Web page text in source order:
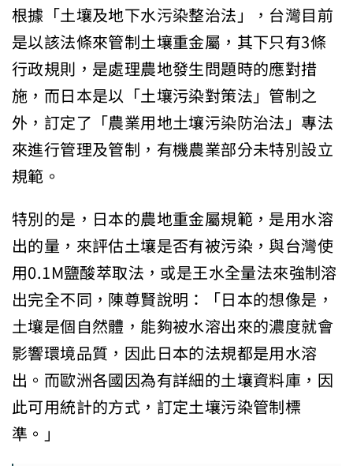
根據「土壤及地下水污染整治法」，台灣目前
是以該法條來管制土壤重金屬，其下只有3條
行政規則，是處理農地發生問題時的應對措
施，而日本是以「土壤污染對策法」管制之
外，訂定了「農業用地土壤污染防治法」專法
來進行管理及管制，有機農業部分未特別設立
規範。
特別的是，日本的農地重金屬規範，是用水溶
出的量，來評估土壤是否有被污染，與台灣使
用0.1M鹽酸萃取法，或是王水全量法來強制溶
出完全不同，陳尊賢說明：「日本的想像是，
土壤是個自然體，能夠被水溶出來的濃度就會
影響環境品質，因此日本的法規都是用水溶
出。而歐洲各國因為有詳細的土壤資料庫，因
此可用統計的方式，訂定土壤污染管制標
準。」